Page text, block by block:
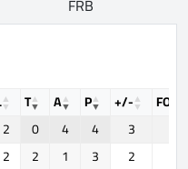
T A P +/-
FOW
2 0 4 4 3
2 2 1 3 2